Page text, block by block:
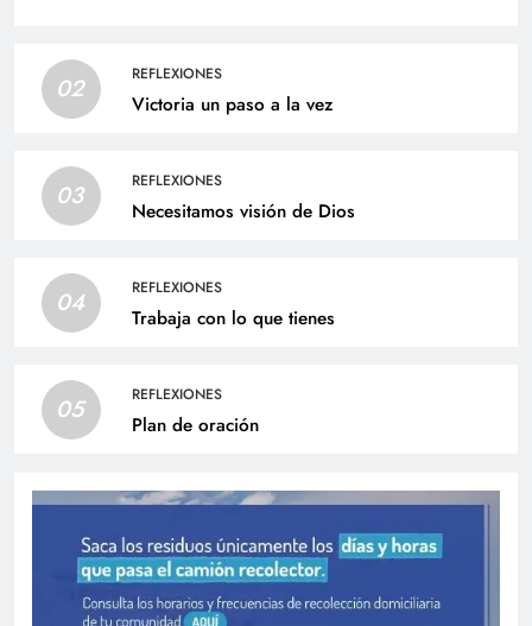
02 REFLEXIONES
Victoria un paso a la vez
03 REFLEXIONES
Necesitamos visión de Dios
04 REFLEXIONES
Trabaja con lo que tienes
05 REFLEXIONES
Plan de oración